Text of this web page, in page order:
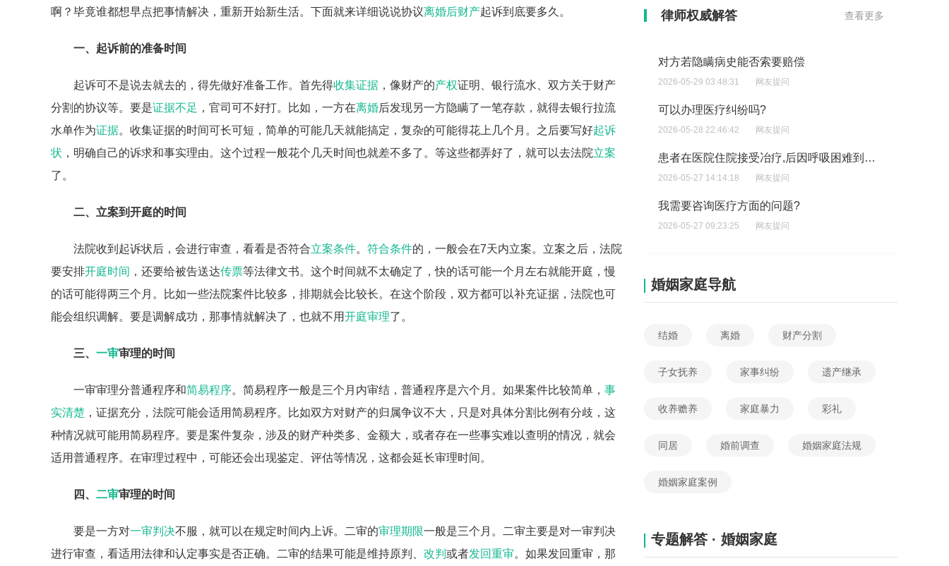
啊？毕竟谁都想早点把事情解决，重新开始新生活。下面就来详细说说协议离婚后财产起诉到底要多久。
一、起诉前的准备时间
起诉可不是说去就去的，得先做好准备工作。首先得收集证据 ，像财产的产权证明、银行流水、双方关于财产
分割的协议等。要是证据不足 ，官司可不好打。比如，一方在离婚后发现另一方隐瞒了一笔存款，就得去银行拉流
水单作为证据。收集证据的时间可长可短，简单的可能几天就能搞定，复杂的可能得花上几个月。之后要写好起诉
状 ，明确自己的诉求和事实理由。这个过程一般花个几天时间也就差不多了。等这些都弄好了，就可以去法院立案
了。
二、立案到开庭的时间
法院收到起诉状后，会进行审查，看看是否符合立案条件。 符合条件的，一般会在7天内立案。立案之后，法院
要安排开庭时间 ，还要给被告送达传票等法律文书。这个时间就不太确定了，快的话可能一个月左右就能开庭，慢
的话可能得两三个月。比如一些法院案件比较多，排期就会比较长。在这个阶段，双方都可以补充证据，法院也可
能会组织调解。要是调解成功，那事情就解决了，也就不用开庭审理了。
三、 一审审理的时间
一审审理分普通程序和简易程序。简易程序一般是三个月内审结，普通程序是六个月。如果案件比较简单， 事
实清楚 ，证据充分，法院可能会适用简易程序。比如双方对财产的归属争议不大，只是对具体分割比例有分歧，这
种情况就可能用简易程序。要是案件复杂，涉及的财产种类多、金额大，或者存在一些事实难以查明的情况，就会
适用普通程序。在审理过程中，可能还会出现鉴定、评估等情况，这都会延长审理时间。
四、 二审审理的时间
要是一方对一审判决不服，就可以在规定时间内上诉。二审的审理期限一般是三个月。二审主要是对一审判决
进行审查，看适用法律和认定事实是否正确。二审的结果可能是维持原判、 改判 或者发回重审。如果发回重审，那
律师权威解答 查看更多
婴儿出生后死亡医院怎么处理，想了解医院有哪些责任和义务在婴儿死亡后需要告知家属？
对方若隐瞒病史能否索要赔偿
2026-05-29 03:48:31 网友提问
可以办理医疗纠纷吗?
2026-05-28 22:46:42 网友提问
患者在医院住院接受冶疗,后因呼吸困难到护士站和医生值班室求救均无人应答后患者打电话给家<家<打医生电活未接通\\\\\\\\家属赶到才和孩生一起抢救病人?
2026-05-27 14:14:18 网友提问
我需要咨询医疗方面的问题?
2026-05-27 09:23:25 网友提问
我是检验科工作人员，因为在化验时没有对标本状态进行标明，导致医生误判?
2026-06-04 01:53:08 网友提问
婚姻家庭导航
结婚 离婚 财产分割
子女抚养 家事纠纷 遗产继承
收养赡养 家庭暴力 彩礼
同居 婚前调查 婚姻家庭法规
婚姻家庭案例
专题解答 · 婚姻家庭